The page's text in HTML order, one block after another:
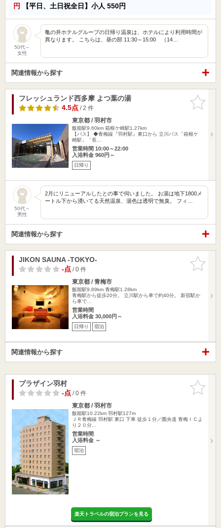
円 【平日、土日祝全日】小人 550円
50代～
女性
亀の井ホテルグループの日帰り温泉は、ホテルにより利用時間が
異なります。 こちらは、昼の部 11:30～15:00 （14…
関連情報から探す
お気に入
りに追加
フレッシュランド西多摩 よつ葉の湯
4.5点/ 2 件
東京都 / 羽村市
飯能駅9.60km 箱根ケ崎駅1.27km
【バス】 ◆青梅線『羽村駅』東口から 立川バス「箱根ケ
崎駅」「長…
営業時間 10:00～22:00
入浴料金 960円～
日帰り
50代～
男性
2月にリニューアルしたとの事で伺いました。 お湯は地下1800メ
ートル下から湧いてる天然温泉、湯色は透明で無臭。 フィ…
関連情報から探す
お気に入
りに追加
JIKON SAUNA -TOKYO-
-点/ 0 件
東京都 / 青梅市
飯能駅9.89km 青梅駅1.28km
青梅駅から徒歩20分。 立川駅から車で約40分。 新宿駅か
ら車で…
営業時間
入浴料金 30,000円～
日帰り 宿泊
関連情報から探す
お気に入
りに追加
プラザイン羽村
-点/ 0 件
東京都 / 羽村市
飯能駅10.22km 羽村駅127m
ＪＲ青梅線 羽村駅 東口 下車 徒歩１分／圏央道 青梅ＩＣよ
り２０分…
営業時間
入浴料金 ～
宿泊
楽天トラベルの宿泊プランを見る